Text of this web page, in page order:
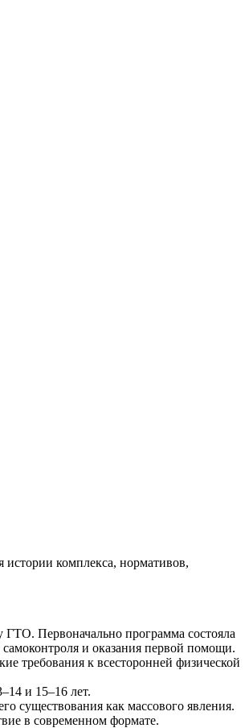
истории комплекса, нормативов,
Первоначально программа состояла
и оказания первой помощи.
требования к всесторонней физической
и 15–16 лет.
существования как массового явления.
в современном формате.